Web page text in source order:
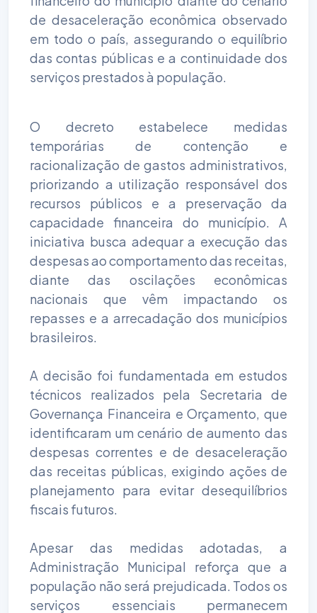
de desaceleração econômica observado
em todo o país, assegurando o equilíbrio
das contas públicas e a continuidade dos
serviços prestados à população.
O decreto estabelece medidas
temporárias de contenção e
racionalização de gastos administrativos,
priorizando a utilização responsável dos
recursos públicos e a preservação da
capacidade financeira do município. A
iniciativa busca adequar a execução das
despesas ao comportamento das receitas,
diante das oscilações econômicas
nacionais que vêm impactando os
repasses e a arrecadação dos municípios
brasileiros.
A decisão foi fundamentada em estudos
técnicos realizados pela Secretaria de
Governança Financeira e Orçamento, que
identificaram um cenário de aumento das
despesas correntes e de desaceleração
das receitas públicas, exigindo ações de
planejamento para evitar desequilíbrios
fiscais futuros.
Apesar das medidas adotadas, a
Administração Municipal reforça que a
população não será prejudicada. Todos os
serviços essenciais permanecem